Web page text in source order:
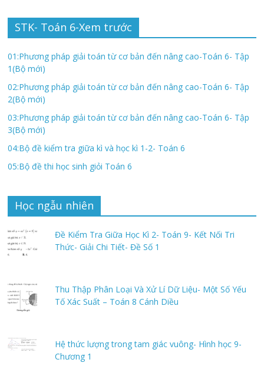
STK- Toán 6-Xem trước
01:Phương pháp giải toán từ cơ bản đến nâng cao-Toán 6- Tập
1(Bộ mới)
02:Phương pháp giải toán từ cơ bản đến nâng cao-Toán 6- Tập
2(Bộ mới)
03:Phương pháp giải toán từ cơ bản đến nâng cao-Toán 6- Tập
3(Bộ mới)
04:Bộ đề kiểm tra giữa kì và học kì 1-2- Toán 6
05:Bộ đề thi học sinh giỏi Toán 6
Học ngẫu nhiên
Đề Kiểm Tra Giữa Học Kì 2- Toán 9- Kết Nối Tri
Thức- Giải Chi Tiết- Đề Số 1
Thu Thập Phân Loại Và Xử Lí Dữ Liệu- Một Số Yếu
Tố Xác Suất – Toán 8 Cánh Diều
Hệ thức lượng trong tam giác vuông- Hình học 9-
Chương 1